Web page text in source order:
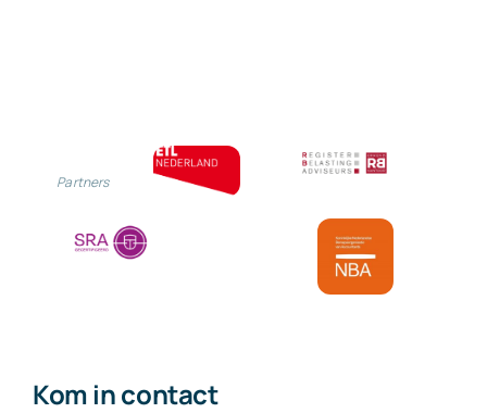
Partners
Kom in contact